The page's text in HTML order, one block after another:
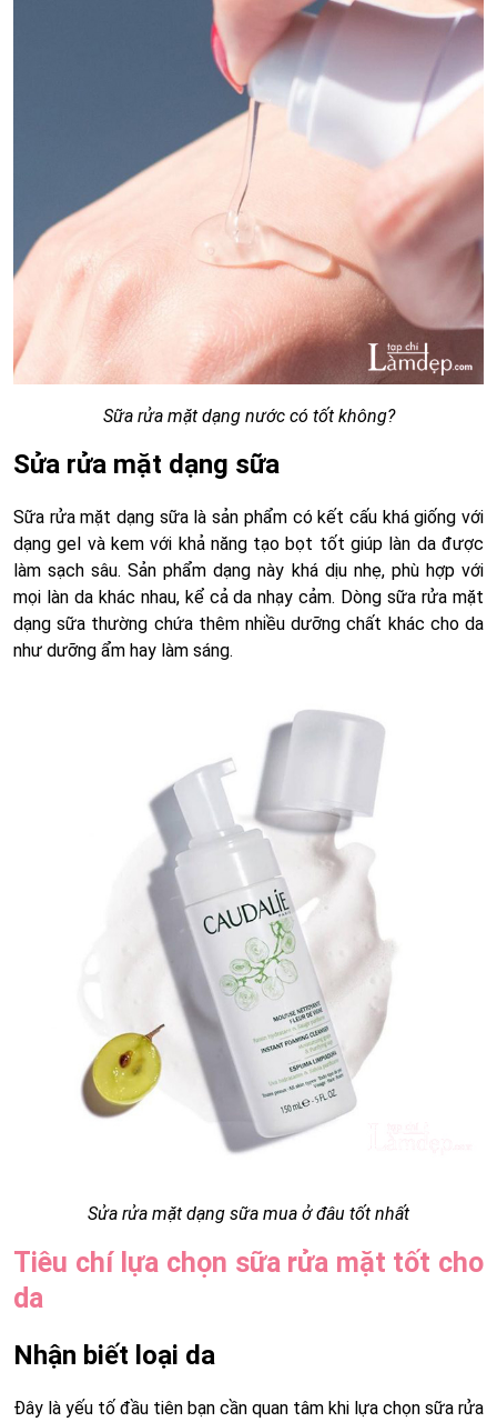
Sữa rửa mặt dạng nước có tốt không?
Sửa rửa mặt dạng sữa
Sữa rửa mặt dạng sữa là sản phẩm có kết cấu khá giống với
dạng gel và kem với khả năng tạo bọt tốt giúp làn da được
làm sạch sâu. Sản phẩm dạng này khá dịu nhẹ, phù hợp với
mọi làn da khác nhau, kể cả da nhạy cảm. Dòng sữa rửa mặt
dạng sữa thường chứa thêm nhiều dưỡng chất khác cho da
như dưỡng ẩm hay làm sáng.
Sửa rửa mặt dạng sữa mua ở đâu tốt nhất
Tiêu chí lựa chọn sữa rửa mặt tốt cho
da
Nhận biết loại da
Đây là yếu tố đầu tiên bạn cần quan tâm khi lựa chọn sữa rửa